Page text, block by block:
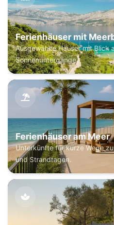
Ferienhäuser mit
Ausgewählte Häuser mit Blick
Sonnenuntergänge.
Ferienhäuser am Meer
Unterkünfte für kurze Wege
und Strandtagen.